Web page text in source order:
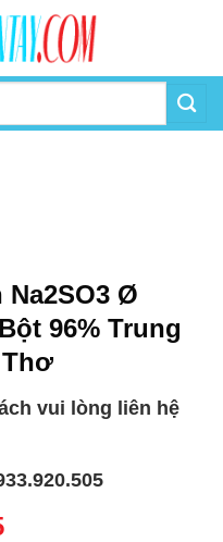
Ø
96% Trung
vui lòng liên hệ